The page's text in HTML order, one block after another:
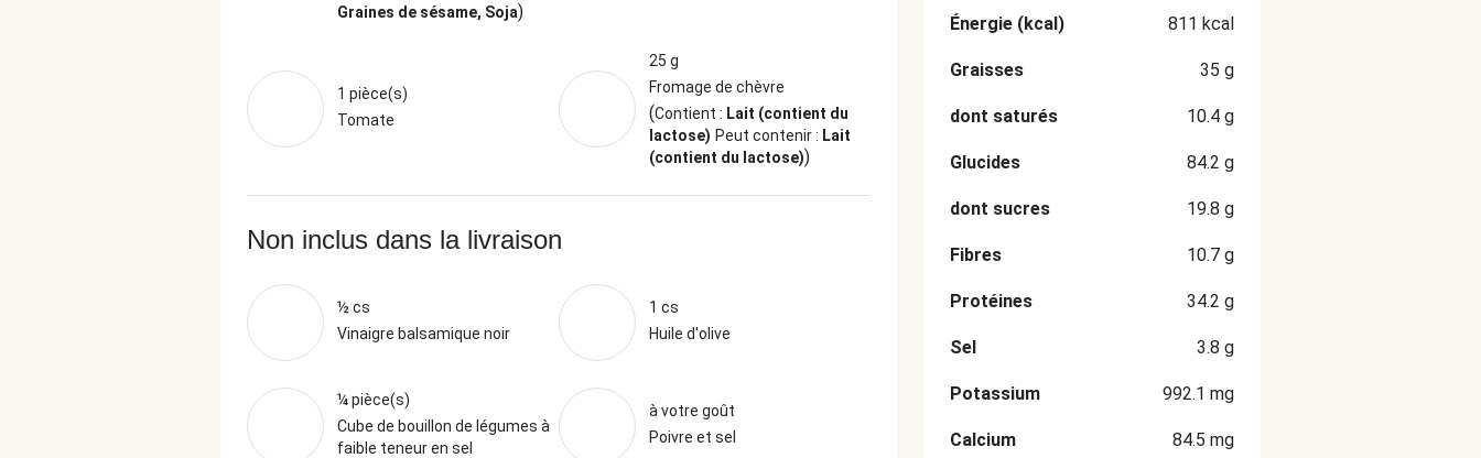
Graines de sésame, Soja)
1 pièce(s)
Tomate
25 g
Fromage de chèvre
(Contient : Lait (contient du
lactose) Peut contenir : Lait
(contient du lactose))
Non inclus dans la livraison
½ cs
Vinaigre balsamique noir
1 cs
Huile d'olive
¼ pièce(s)
Cube de bouillon de légumes à
faible teneur en sel
à votre goût
Poivre et sel
Énergie (kcal) 811 kcal
Graisses 35 g
dont saturés 10.4 g
Glucides 84.2 g
dont sucres 19.8 g
Fibres 10.7 g
Protéines 34.2 g
Sel 3.8 g
Potassium 992.1 mg
Calcium 84.5 mg